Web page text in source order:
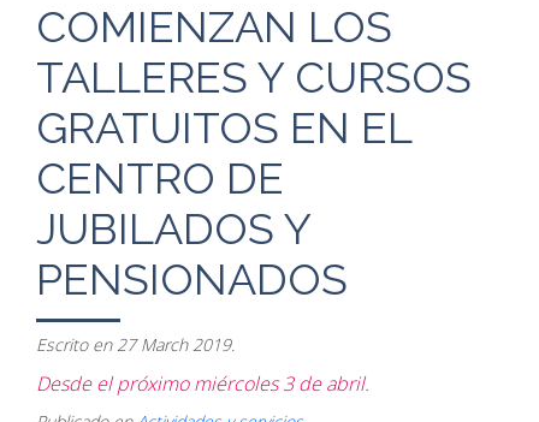
COMIENZAN LOS
TALLERES Y CURSOS
GRATUITOS EN EL
CENTRO DE
JUBILADOS Y
PENSIONADOS
Escrito en 27 March 2019.
Desde el próximo miércoles 3 de abril.